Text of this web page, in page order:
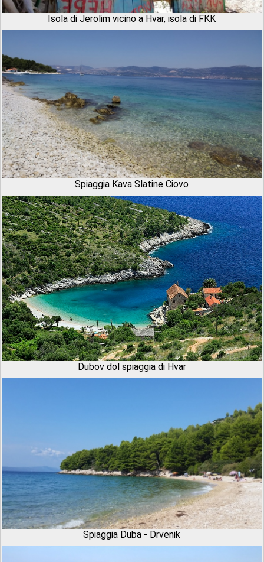
Isola di Jerolim vicino a Hvar, isola di FKK
Spiaggia Kava Slatine Ciovo
Dubov dol spiaggia di Hvar
Spiaggia Duba - Drvenik